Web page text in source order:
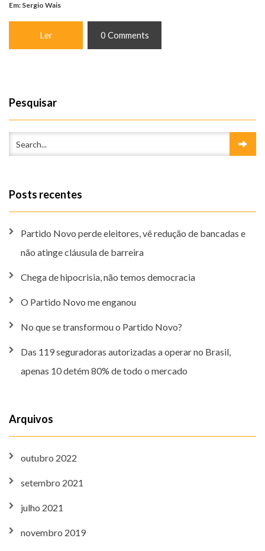
Em: Sergio Wais
Ler 0 Comments
Pesquisar
Posts recentes
Partido Novo perde eleitores, vê redução de bancadas e
não atinge cláusula de barreira
Chega de hipocrisia, não temos democracia
O Partido Novo me enganou
No que se transformou o Partido Novo?
Das 119 seguradoras autorizadas a operar no Brasil,
apenas 10 detém 80% de todo o mercado
Arquivos
outubro 2022
setembro 2021
julho 2021
novembro 2019